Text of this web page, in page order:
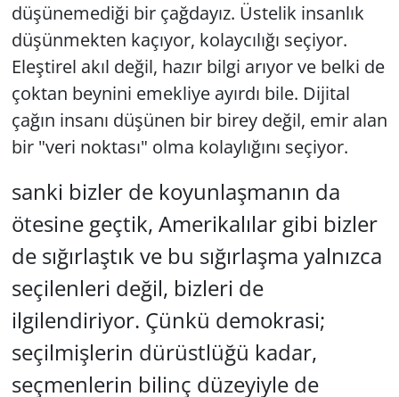
düşünemediği bir çağdayız. Üstelik insanlık
düşünmekten kaçıyor, kolaycılığı seçiyor.
Eleştirel akıl değil, hazır bilgi arıyor ve belki de
çoktan beynini emekliye ayırdı bile. Dijital
çağın insanı düşünen bir birey değil, emir alan
bir "veri noktası" olma kolaylığını seçiyor.
sanki bizler de koyunlaşmanın da
ötesine geçtik, Amerikalılar gibi bizler
de sığırlaştık ve bu sığırlaşma yalnızca
seçilenleri değil, bizleri de
ilgilendiriyor. Çünkü demokrasi;
seçilmişlerin dürüstlüğü kadar,
seçmenlerin bilinç düzeyiyle de